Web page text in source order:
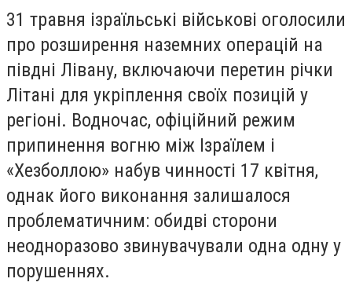
31 травня ізраїльські військові оголосили
про розширення наземних операцій на
півдні Лівану, включаючи перетин річки
Літані для укріплення своїх позицій у
регіоні. Водночас, офіційний режим
припинення вогню між Ізраїлем і
«Хезболлою» набув чинності 17 квітня,
однак його виконання залишалося
проблематичним: обидві сторони
неодноразово звинувачували одна одну у
порушеннях.